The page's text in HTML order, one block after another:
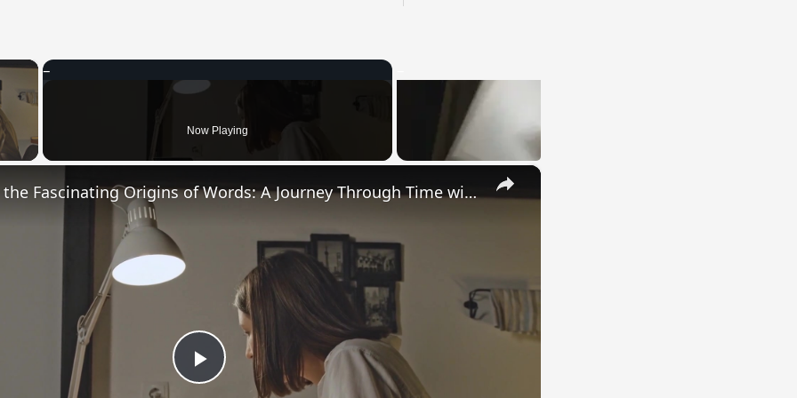
×
Now Playing
×
Play
Uncovering the Fascinating Origins of Words: A Journey Through Time with Dictionaries